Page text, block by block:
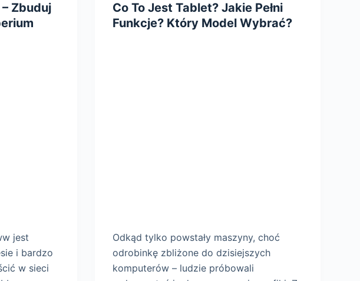
Zbuduj
jest
i bardzo
w sieci
Co To Jest Tablet? Jakie Pełni
Funkcje? Który Model Wybrać?
Odkąd tylko powstały maszyny, choć
odrobinkę zbliżone do dzisiejszych
komputerów – ludzie próbowali